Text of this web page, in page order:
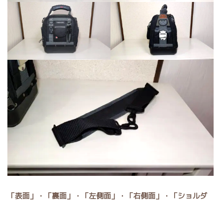
「表面」・「裏面」・「左側面」・「右側面」・「ショルダ